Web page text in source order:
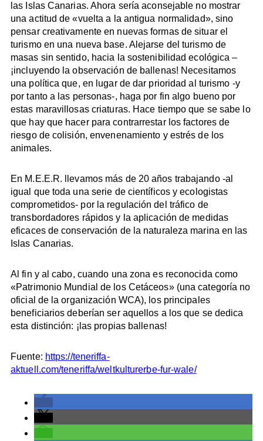
las Islas Canarias. Ahora sería aconsejable no mostrar
una actitud de «vuelta a la antigua normalidad», sino
pensar creativamente en nuevas formas de situar el
turismo en una nueva base. Alejarse del turismo de
masas sin sentido, hacia la sostenibilidad ecológica –
¡incluyendo la observación de ballenas! Necesitamos
una política que, en lugar de dar prioridad al turismo -y
por tanto a las personas-, haga por fin algo bueno por
estas maravillosas criaturas. Hace tiempo que se sabe lo
que hay que hacer para contrarrestar los factores de
riesgo de colisión, envenenamiento y estrés de los
animales.
En M.E.E.R. llevamos más de 20 años trabajando -al
igual que toda una serie de científicos y ecologistas
comprometidos- por la regulación del tráfico de
transbordadores rápidos y la aplicación de medidas
eficaces de conservación de la naturaleza marina en las
Islas Canarias.
Al fin y al cabo, cuando una zona es reconocida como
«Patrimonio Mundial de los Cetáceos» (una categoría no
oficial de la organización WCA), los principales
beneficiarios deberían ser aquellos a los que se dedica
esta distinción: ¡las propias ballenas!
Fuente: https://teneriffa-
aktuell.com/teneriffa/weltkulturerbe-fur-wale/